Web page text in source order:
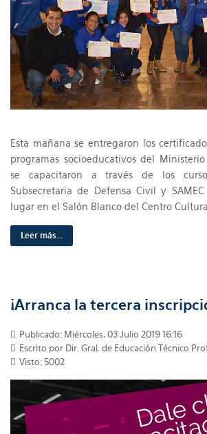
Esta mañana se entregaron los
programas socioeducativos del
se capacitaron a través de los
Subsecretaria de Defensa Civil y
lugar en el Salón Blanco del Centro
Leer más...
¡Arranca la tercera
Publicado: Miércoles, 03 Julio 2019 16:16
Escrito por Dir. Gral. de Educación Técnico
Visto: 5002